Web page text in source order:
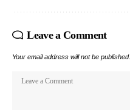
Leave a Comment
Your email address will not be published.